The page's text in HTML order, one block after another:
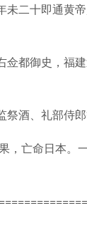
二十即通黄
都御史，福
酒、礼部侍
，亡命日本。